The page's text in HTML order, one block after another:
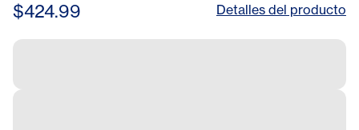
$424.99 Detalles del producto